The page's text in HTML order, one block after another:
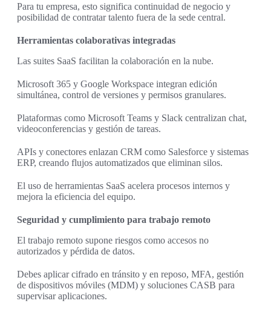
Para tu empresa, esto significa continuidad de negocio y
posibilidad de contratar talento fuera de la sede central.
Herramientas colaborativas integradas
Las suites SaaS facilitan la colaboración en la nube.
Microsoft 365 y Google Workspace integran edición
simultánea, control de versiones y permisos granulares.
Plataformas como Microsoft Teams y Slack centralizan chat,
videoconferencias y gestión de tareas.
APIs y conectores enlazan CRM como Salesforce y sistemas
ERP, creando flujos automatizados que eliminan silos.
El uso de herramientas SaaS acelera procesos internos y
mejora la eficiencia del equipo.
Seguridad y cumplimiento para trabajo remoto
El trabajo remoto supone riesgos como accesos no
autorizados y pérdida de datos.
Debes aplicar cifrado en tránsito y en reposo, MFA, gestión
de dispositivos móviles (MDM) y soluciones CASB para
supervisar aplicaciones.